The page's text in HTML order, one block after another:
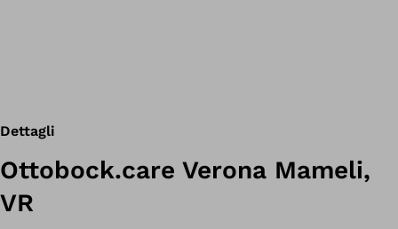
Dettagli
Ottobock.care Verona Mameli,
VR